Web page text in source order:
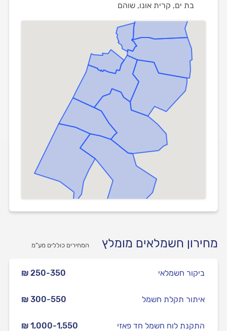
בת ים, קרית אונו, שוהם
מחירון חשמלאים מומלץ המחירים כוללים מע”מ
₪ 250-350 ביקור חשמלאי
₪ 300-550 איתור תקלת חשמל
₪ 1,000-1,550 התקנת לוח חשמל חד פאזי